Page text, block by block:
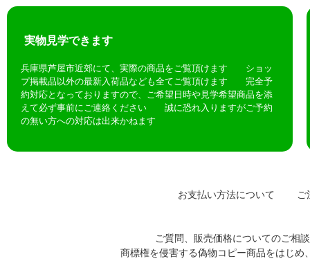
実物見学できます
兵庫県芦屋市近郊にて、実際の商品をご覧頂けます ショッ
プ掲載品以外の最新入荷品なども全てご覧頂けます 完全予
約対応となっておりますので、ご希望日時や見学希望商品を添
えて必ず事前にご連絡ください 誠に恐れ入りますがご予約
の無い方への対応は出来かねます
お支払い方法について ご
ご質問、販売価格についてのご相
商標権を侵害する偽物コピー商品をはじ